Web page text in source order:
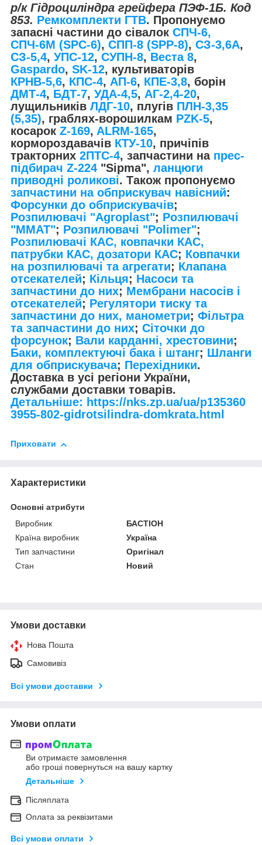
р/к Гідроциліндра грейфера ПЭФ-1Б. Код
853. Ремкомплекти ГТВ. Пропонуємо
запасні частини до сівалок СПЧ-6,
СПЧ-6М (ЅРС-6), СПП-8 (SPP-8), СЗ-3,6А,
СЗ-5,4, УПС-12, СУПН-8, Веста 8,
Gaspardo, SK-12, культиваторів
КРНВ-5,6, КПС-4, АП-6, КПЕ-3,8, борін
ДМТ-4, БДТ-7, УДА-4,5, АГ-2,4-20,
лущильників ЛДГ-10, плугів ПЛН-3,35
(5,35), граблях-ворошилкам PZK-5,
косарок Z-169, ALRM-165,
кормороздавачів КТУ-10, причіпів
тракторних 2ПТС-4, запчастини на прес-
підбирач Z-224 "Sipma", ланцюги
приводні роликові. Також пропонуємо
запчастини на обприскувач навісний:
Форсунки до обприскувачів;
Розпилювачі "Agroplast"; Розпилювачі
"MMAT"; Розпилювачі "Polimer";
Розпилювачі КАС, ковпачки КАС,
патрубки КАС, дозатори КАС; Ковпачки
на розпилювачі та агрегати; Клапана
отсекателей; Кільця; Насоси та
запчастини до них; Мембрани насосів і
отсекателей; Регулятори тиску та
запчастини до них, манометри; Фільтра
та запчастини до них; Сіточки до
форсунок; Вали карданні, хрестовини;
Баки, комплектуючі бака і штанг; Шланги
для обприскувача; Перехідники.
Доставка в усі регіони України,
службами доставки товарів.
Детальніше: https://nks.zp.ua/ua/p135360
3955-802-gidrotsilindra-domkrata.html
Приховати
Характеристики
Основні атрибути
Виробник
БАСТІОН
Країна виробник
Україна
Тип запчастини
Оригінал
Стан
Новий
Умови доставки
Нова Пошта
Самовивіз
Всі умови доставки
Умови оплати
Ви отримаєте замовлення
або гроші повернуться на вашу картку
Детальніше
Післяплата
Оплата за реквізитами
Всі умови оплати